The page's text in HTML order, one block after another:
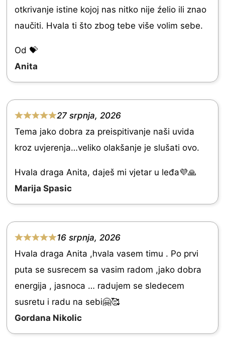
d
5
.
0
o
u
t
f
5
otkrivanje istine kojoj nas nitko nije źelio ili znao
naučiti. Hvala ti što zbog tebe više volim sebe.
Od 💝
Anita
a
e
d
5
.
0
o
u
t
o
f
5
27 srpnja, 2026
Tema jako dobra za preispitivanje naši uvida
kroz uvjerenja…veliko olakšanje je slušati ovo.
Hvala draga Anita, daješ mi vjetar u leđa💜🙏
Marija Spasic
e
16 srpnja, 2026
Hvala draga Anita ,hvala vasem timu . Po prvi
puta se susrecem sa vasim radom ,jako dobra
energija , jasnoca … radujem se sledecem
susretu i radu na sebi🤗🥰
Gordana Nikolic